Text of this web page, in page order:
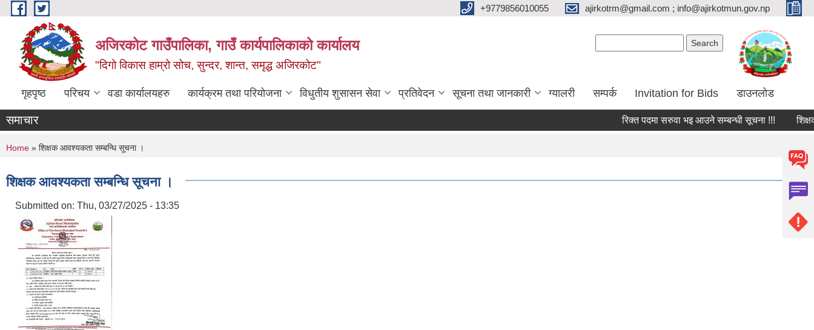
Skip to main content +9779856010055 ajirkotrm@gmail.com ; info@ajirkotmun.gov.np
अजिरकोट गाउँपालिका, गाउँ कार्यपालिकाको कार्यालय
"दिगो विकास हाम्रो सोच, सुन्दर, शान्त, समृद्ध अजिरकोट"
गृहपृष्ठ परिचय वडा कार्यालयहरु कार्यक्रम तथा परियोजना विधुतीय शुसासन सेवा प्रतिवेदन सूचना तथा जानकारी ग्यालरी सम्पर्क Invitation for Bids डाउनलोड
समाचार रिक्त पदमा सरुवा भइ आउने सम्बन्धी सूचना !!! शिक्षक
You are here
Home » शिक्षक आवश्यकता सम्बन्धि सूचना ।
शिक्षक आवश्यकता सम्बन्धि सूचना ।
Submitted on: Thu, 03/27/2025 - 13:35